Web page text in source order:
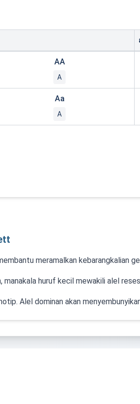
AA
A
Aa
A
meramalkan kebarangkalian
manakala huruf kecil mewakili alel
Alel dominan akan